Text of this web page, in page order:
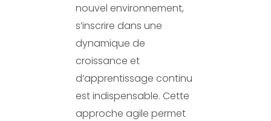
nouvel environnement,
s’inscrire dans une
dynamique de
croissance et
d’apprentissage continu
est indispensable. Cette
approche agile permet